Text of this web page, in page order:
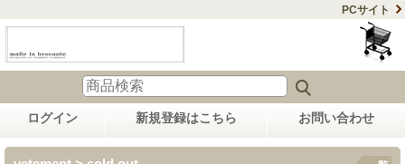
PCサイト
ログイン 新規登録はこちら お問い合わせ